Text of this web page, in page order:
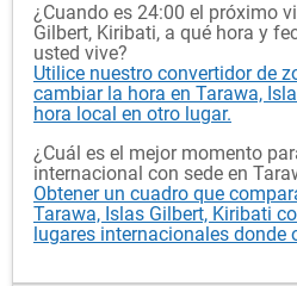
¿Cuando es 24:00 el próximo
Gilbert, Kiribati, a qué hora y
usted vive?
Utilice nuestro convertidor de
cambiar la hora en Tarawa,
hora local en otro lugar.
¿Cuál es el mejor momento
internacional con sede en
Obtener un cuadro que
Tarawa, Islas Gilbert, Kiribati
lugares internacionales donde